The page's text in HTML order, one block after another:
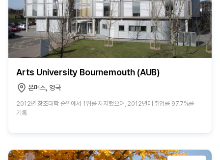
Arts University Bournemouth (AUB)
본머스, 영국
2012년 창조대학 순위에서 1위를 차지했으며, 2012년에 취업률 97.7%를
기록